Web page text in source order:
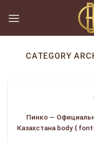
CATEGORY
Пинко —
Казахстана body {